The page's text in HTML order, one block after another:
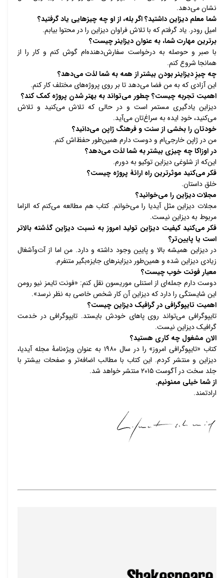
نشان می‌دهد.
شما معلم دیزاین داشتید؟ اگر بله، از او چه چیزهایی یاد گرفتید؟
امیل رودر. یاد گرفتم که با تلاش فراوان دیزاین را در محتوا بیابم.
برترین مهارت شما، به عنوان دیزاینر چیست؟
همانجا شروع کنم.
چه چیزِ دیزاینر بودن بیشتر از همه به شما لذت می‌دهد؟
این آزادی که به من فضا می‌دهد تا بر روی پروژه‌های مختلف کار کنم.
اهمیت تجربه چیست؟ چطور می‌تواند به بهتر شدن پروژه کمک کند؟
می‌کنید، خودِ ایده به سراغ‌تان می‌آید.
خودتان را بخشی از سنت و فرهنگ ژاپن می‌دانید؟
من در ژاپن خارجی‌ام و دوست دارم همین‌طور حفظ‌اش کنم.
در اوزاکا چه چیزی بیشتر به شما لذت می‌دهد؟
این‌که از شلوغی دیزاین توکیو به دورم.
فکر می‌کنید موثرترین راه ارائۀ پروژه چیست؟
خلق داستان.
مجلات دیزاین را می‌خوانید؟
مربوط به دیزاین نیست.
است یا پایین‌تر؟
زیادی دیزاین شده و همین‌طور دیزاینرهای جایزه‌بگیر متنفرم.
معیار فونت خوب چیست؟
این شایستگی را دارد که دیزاین آن کار شخص خاصی به نظر نرسد».
اهمیت تایپوگرافی در گرافیک دیزاین چیست؟
گرافیک دیزاین نیست.
الان مشغول چه کاری هستید؟
جلد سخت در آگوست ۲۰۱۵ منتشر خواهد شد.
از شما خیلی ممنونیم.
ارادتمند.